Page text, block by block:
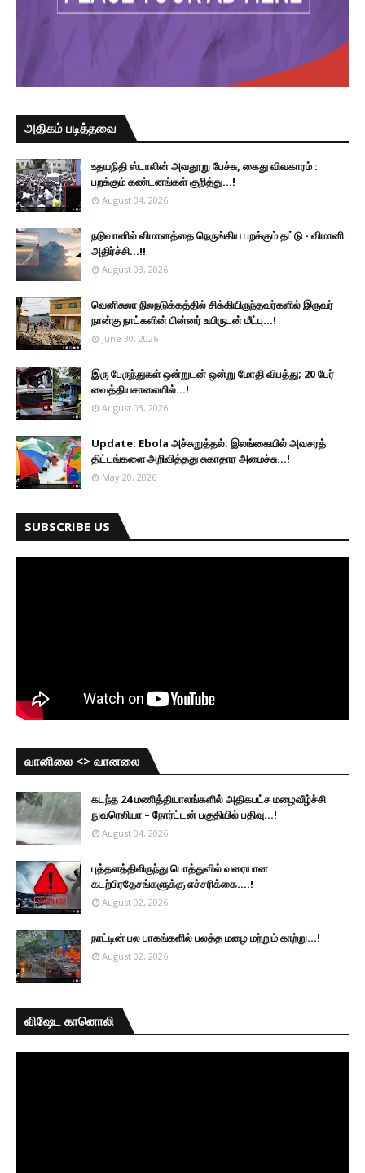
அதிகம் படித்தவை
உதயநிதி ஸ்டாலின் அவதூறு பேச்சு, கைது விவகாரம் :
பறக்கும் கண்டனங்கள் குறித்து...!
August 04, 2026
நடுவானில் விமானத்தை நெருங்கிய பறக்கும் தட்டு - விமானி
அதிர்ச்சி...!!
August 03, 2026
வெனிசுலா நிலநடுக்கத்தில் சிக்கியிருந்தவர்களில் இருவர்
நான்கு நாட்களின் பின்னர் உயிருடன் மீட்பு...!
June 30, 2026
இரு ப‍ேருந்துகள் ஒன்றுடன் ஒன்று மோதி விபத்து; 20 பேர்
வைத்தியசாலையில்...!
August 03, 2026
Update: Ebola அச்சுறுத்தல்: இலங்கையில் அவசரத்
திட்டங்களை அறிவித்தது சுகாதார அமைச்சு...!
May 20, 2026
SUBSCRIBE US
வானிலை <> வானலை
கடந்த 24 மணித்தியாலங்களில் அதிகபட்ச மழைவீழ்ச்சி
நுவரெலியா – நோர்ட்டன் பகுதியில் பதிவு...!
August 04, 2026
புத்தளத்திலிருந்து பொத்துவில் வரையான
கடற்பிரதேசங்களுக்கு எச்சரிக்கை....!
August 02, 2026
நாட்டின் பல பாகங்களில் பலத்த மழை மற்றும் காற்று...!
August 02, 2026
விஷேட கானொலி